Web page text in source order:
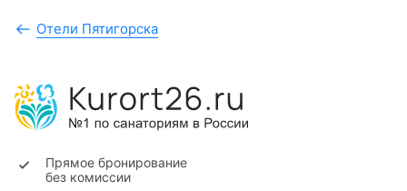
Отели Пятигорска
Прямое бронирование
без комиссии